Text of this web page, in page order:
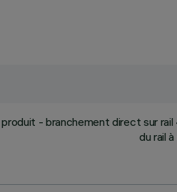
- branchement direct sur
du rail